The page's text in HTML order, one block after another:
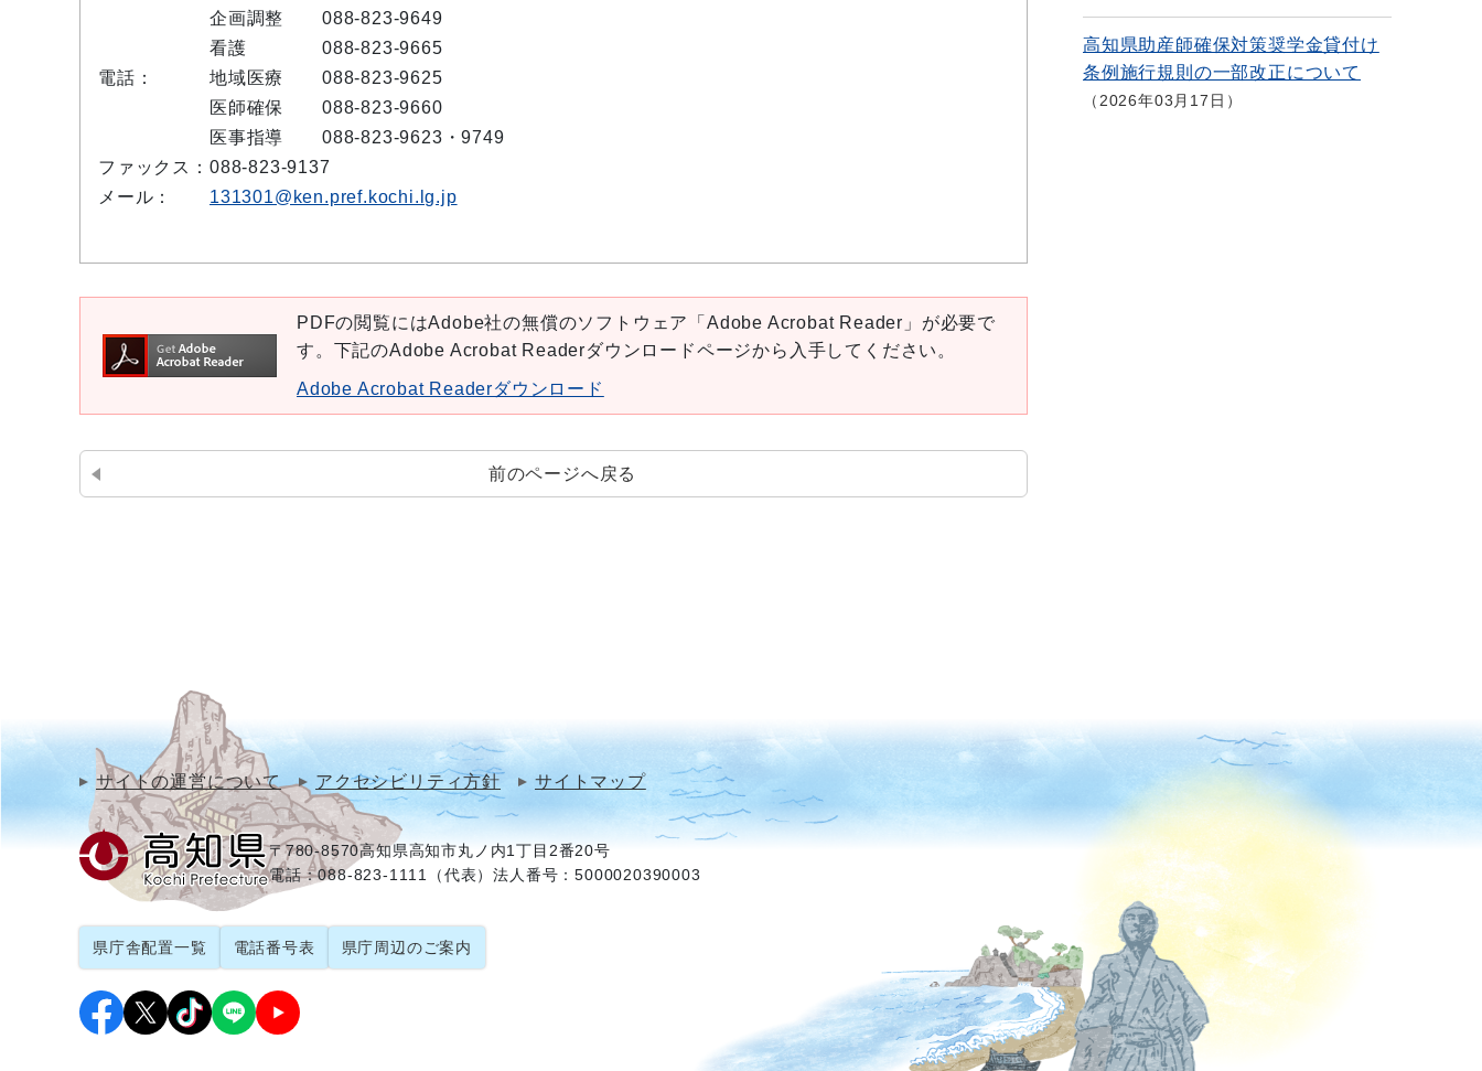
電話：
企画調整
088-823-9649
看護
088-823-9665
地域医療
088-823-9625
医師確保
088-823-9660
医事指導
088-823-9623・9749
ファックス： 088-823-9137
メール：
131301@ken.pref.kochi.lg.jp
PDFの閲覧にはAdobe社の無償のソフトウェア「Adobe Acrobat Reader」が必要で
す。下記のAdobe Acrobat Readerダウンロードページから入手してください。
Adobe Acrobat Readerダウンロード
前のページへ戻る
高知県助産師確保対策奨学金貸付け
条例施行規則の一部改正について
2026年03月17日
サイトの運営について アクセシビリティ方針 サイトマップ
〒780-8570高知県高知市丸ノ内1丁目2番20号
電話：088-823-1111（代表）法人番号：5000020390003
県庁舎配置一覧 電話番号表 県庁周辺のご案内